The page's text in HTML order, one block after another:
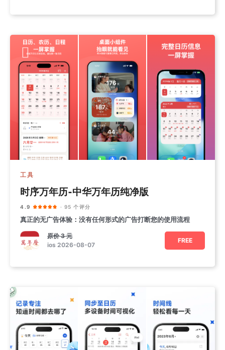
工具
时序万年历-中华万年历纯净版
4.9 · 95 个评分
真正的无广告体验：没有任何形式的广告打断您的使用流程
原价3 元
ios 2026-08-07
FREE